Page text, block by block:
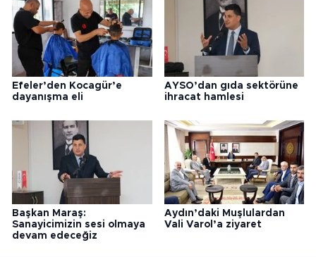
Efeler’den Kocagür’e
dayanışma eli
AYSO’dan gıda sektörüne
ihracat hamlesi
Başkan Maraş:
Sanayicimizin sesi olmaya
devam edeceğiz
Aydın’daki Muşlulardan
Vali Varol’a ziyaret